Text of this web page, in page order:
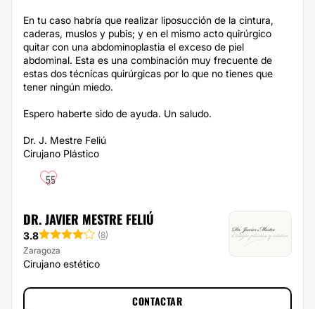
En tu caso habría que realizar liposucción de la cintura,
caderas, muslos y pubis; y en el mismo acto quirúrgico
quitar con una abdominoplastia el exceso de piel
abdominal. Esta es una combinación muy frecuente de
estas dos técnicas quirúrgicas por lo que no tienes que
tener ningún miedo.
Espero haberte sido de ayuda. Un saludo.
Dr. J. Mestre Feliú
Cirujano Plástico
55
DR. JAVIER MESTRE FELIÚ
3.8 (8)
Zaragoza
Cirujano estético
CONTACTAR